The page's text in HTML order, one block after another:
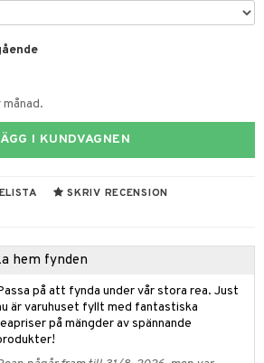
I KUNDVAGNEN
SKRIV RECENSION
hem fynden
på att fynda under vår stora rea. Just
är varuhuset fyllt med fantastiska
på mängder av spännande